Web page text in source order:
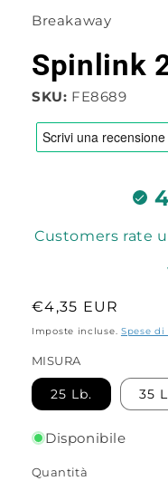
in
Breakaway
Spinlink
SKU: FE8689
Customers rate
Prezzo
di
€4,35 EUR
Imposte incluse. Spese
MISURA
25 Lb. 35
Disponibile
Quantità